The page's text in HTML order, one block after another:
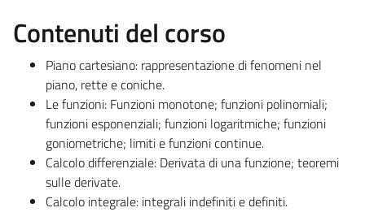
Contenuti del corso
Piano cartesiano: rappresentazione di fenomeni nel
piano, rette e coniche.
Le funzioni: Funzioni monotone; funzioni polinomiali;
funzioni esponenziali; funzioni logaritmiche; funzioni
goniometriche; limiti e funzioni continue.
Calcolo differenziale: Derivata di una funzione; teoremi
sulle derivate.
Calcolo integrale: integrali indefiniti e definiti.